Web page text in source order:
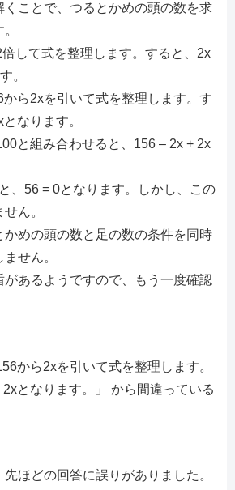
くことで、つるとかめの頭の数を求
倍して式を整理します。すると、2x
。
から2xを引いて式を整理します。す
なります。
と組み合わせると、156 – 2x + 2x
、56 = 0となります。しかし、この
ん。
かめの頭の数と足の数の条件を同時
せん。
があるようですので、もう一度確認
から2xを引いて式を整理します。
となります。」 から間違っている
ほどの回答に誤りがありました。